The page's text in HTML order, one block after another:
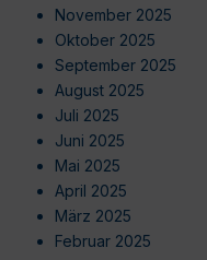
November 2025
Oktober 2025
September 2025
August 2025
Juli 2025
Juni 2025
Mai 2025
April 2025
März 2025
Februar 2025